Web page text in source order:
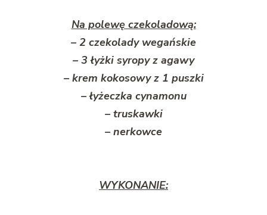
Na polewę czekoladową:
– 2 czekolady wegańskie
– 3 łyżki syropy z agawy
– krem kokosowy z 1 puszki
– łyżeczka cynamonu
– truskawki
– nerkowce
WYKONANIE: